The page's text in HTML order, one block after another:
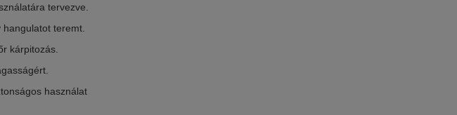
tervezve.
teremt.
kárpitozás.
használat